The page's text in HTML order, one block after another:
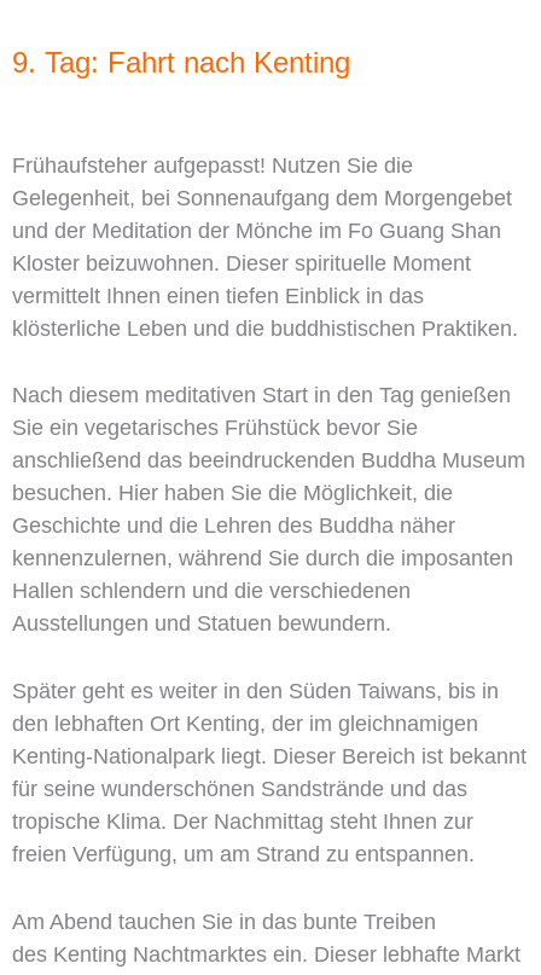
9. Tag: Fahrt nach Kenting
Frühaufsteher aufgepasst! Nutzen Sie die
Gelegenheit, bei Sonnenaufgang dem Morgengebet
und der Meditation der Mönche im Fo Guang Shan
Kloster beizuwohnen. Dieser spirituelle Moment
vermittelt Ihnen einen tiefen Einblick in das
klösterliche Leben und die buddhistischen Praktiken.
Nach diesem meditativen Start in den Tag genießen
Sie ein vegetarisches Frühstück bevor Sie
anschließend das beeindruckenden Buddha Museum
besuchen. Hier haben Sie die Möglichkeit, die
Geschichte und die Lehren des Buddha näher
kennenzulernen, während Sie durch die imposanten
Hallen schlendern und die verschiedenen
Ausstellungen und Statuen bewundern.
Später geht es weiter in den Süden Taiwans, bis in
den lebhaften Ort Kenting, der im gleichnamigen
Kenting-Nationalpark liegt. Dieser Bereich ist bekannt
für seine wunderschönen Sandstrände und das
tropische Klima. Der Nachmittag steht Ihnen zur
freien Verfügung, um am Strand zu entspannen.
Am Abend tauchen Sie in das bunte Treiben
des Kenting Nachtmarktes ein. Dieser lebhafte Markt